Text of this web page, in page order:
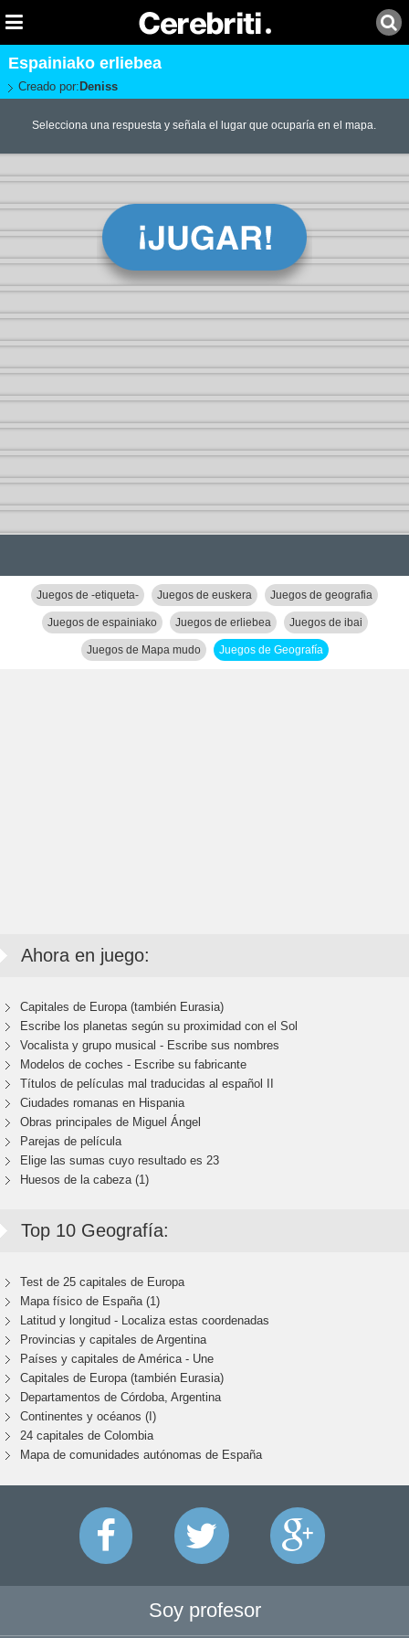
Espainiako erliebea
Creado por: Deniss
Selecciona una respuesta y señala el lugar que ocuparía en el mapa.
Juegos de -etiqueta- Juegos de euskera Juegos de geografia
Juegos de espainiako Juegos de erliebea Juegos de ibai
Juegos de Mapa mudo Juegos de Geografía
Ahora en juego:
Capitales de Europa (también Eurasia)
Escribe los planetas según su proximidad con el Sol
Vocalista y grupo musical - Escribe sus nombres
Modelos de coches - Escribe su fabricante
Títulos de películas mal traducidas al español II
Ciudades romanas en Hispania
Obras principales de Miguel Ángel
Parejas de película
Elige las sumas cuyo resultado es 23
Huesos de la cabeza (1)
Top 10 Geografía:
Test de 25 capitales de Europa
Mapa físico de España (1)
Latitud y longitud - Localiza estas coordenadas
Provincias y capitales de Argentina
Países y capitales de América - Une
Capitales de Europa (también Eurasia)
Departamentos de Córdoba, Argentina
Continentes y océanos (I)
24 capitales de Colombia
Mapa de comunidades autónomas de España
Soy profesor